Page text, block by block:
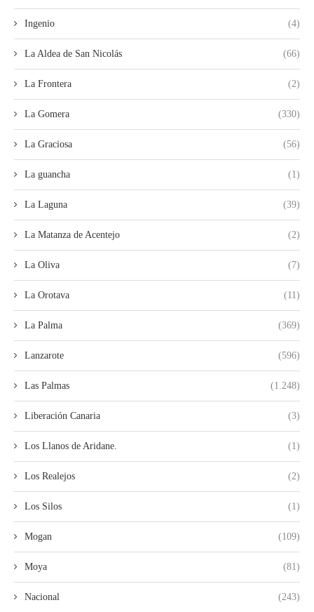
Ingenio (4)
La Aldea de San Nicolás (66)
La Frontera (2)
La Gomera (330)
La Graciosa (56)
La guancha (1)
La Laguna (39)
La Matanza de Acentejo (2)
La Oliva (7)
La Orotava (11)
La Palma (369)
Lanzarote (596)
Las Palmas (1.248)
Liberación Canaria (3)
Los Llanos de Aridane. (1)
Los Realejos (2)
Los Silos (1)
Mogan (109)
Moya (81)
Nacional (243)